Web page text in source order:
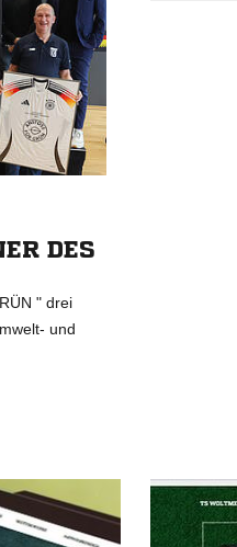
DES
" drei
und